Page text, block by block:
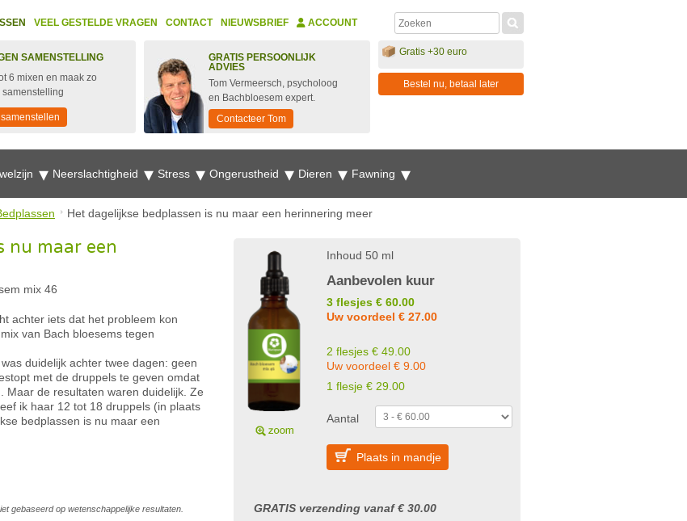
VEEL GESTELDE VRAGEN CONTACT NIEUWSBRIEF ACCOUNT
SAMENSTELLING
6 mixen en maak zo
samenstelling
GRATIS PERSOONLIJK
ADVIES
Tom Vermeersch, psycholoog
en Bachbloesem expert.
Contacteer Tom
Gratis +30 euro
Bestel nu, betaal later
Neerslachtigheid Stress Ongerustheid Dieren Fawning
Het dagelijkse bedplassen is nu maar een herinnering meer
nu maar een
mix 46
achter iets dat het probleem kon
van Bach bloesems tegen
duidelijk achter twee dagen: geen
met de druppels te geven omdat
Maar de resultaten waren duidelijk. Ze
ik haar 12 tot 18 druppels (in plaats
bedplassen is nu maar een
gebaseerd op wetenschappelijke resultaten.
Inhoud 50 ml
Aanbevolen kuur
3 flesjes € 60.00
Uw voordeel € 27.00
2 flesjes € 49.00
Uw voordeel € 9.00
1 flesje € 29.00
Aantal
Plaats in mandje
GRATIS verzending vanaf € 30.00